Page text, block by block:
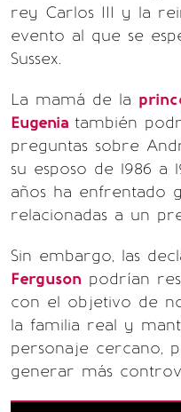
rey Carlos III y la
evento al que se
Sussex.
La mamá de la
Eugenia también
preguntas sobre
su esposo de 1986 a
años ha enfrentado
relacionadas a un
Sin embargo, las
Ferguson podrían
con el objetivo de
la familia real y
personaje cercano,
generar más